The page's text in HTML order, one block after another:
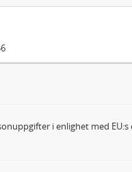
i enlighet med EU:s